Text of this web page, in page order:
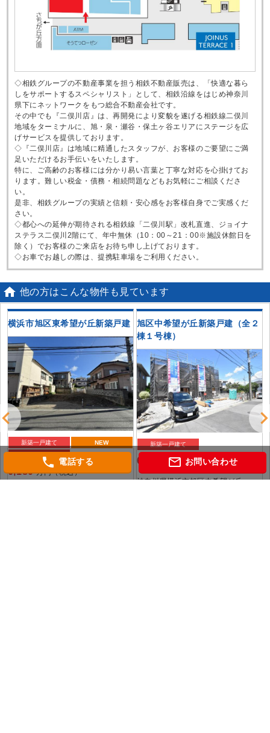
◇相鉄グループの不動産事業を担う相鉄不動産販売は、「快適な暮ら
しをサポートするスペシャリスト」として、相鉄沿線をはじめ神奈川
県下にネットワークをもつ総合不動産会社です。
その中でも『二俣川店』は、再開発により変貌を遂げる相鉄線二俣川
地域をターミナルに、旭・泉・瀬谷・保土ヶ谷エリアにステージを広
げサービスを提供しております。
◇『二俣川店』は地域に精通したスタッフが、お客様のご要望にご満
足いただけるお手伝いをいたします。
特に、ご高齢のお客様には分かり易い言葉と丁寧な対応を心掛けてお
ります。難しい税金・債務・相続問題などもお気軽にご相談くださ
い。
是非、相鉄グループの実績と信頼・安心感をお客様自身でご実感くだ
さい。
◇都心への延伸が期待される相鉄線「二俣川駅」改札直進、ジョイナ
ステラス二俣川2階にて、年中無休（10：00～21：00※施設休館日を
除く）でお客様のご来店をお待ち申し上げております。
◇お車でお越しの際は、提携駐車場をご利用ください。
 他の方はこんな物件も見ています
横浜市旭区東希望が丘新築戸建
新築一戸建て
NEW
6,180万円（税込）
旭区中希望が丘新築戸建（全２
棟１号棟）
新築一戸建て
6,080 万円（税込）
神奈川県横浜市旭区中希望が丘
phone 電話する mail_outline お問い合わせ